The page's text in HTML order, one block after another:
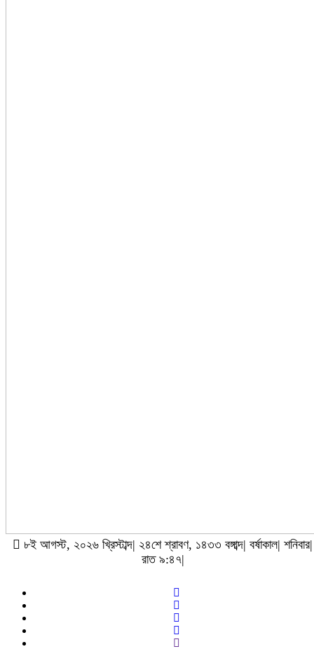
৮ই আগস্ট, ২০২৬ খ্রিস্টাব্দ| ২৪শে শ্রাবণ, ১৪৩৩ বঙ্গাব্দ| বর্ষাকাল| শনিবার|
রাত ৯:৪৭|